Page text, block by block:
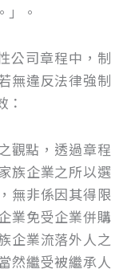
」。
司章程中，制
無違反法律強制
點，透過章程
族企業之所以選
無非係因其得限
業免受企業併購
企業流落外人之
然繼受被繼承人